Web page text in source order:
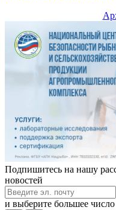
Подпишитесь на нашу
новостей
и выберите большее число